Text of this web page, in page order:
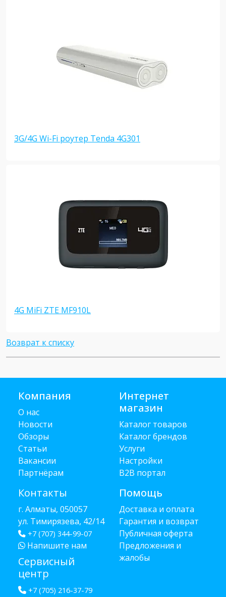
3G/4G Wi-Fi роутер Tenda 4G301
4G MiFi ZTE MF910L
Возврат к списку
Компания
О нас
Новости
Обзоры
Статьи
Вакансии
Партнёрам
Контакты
г. Алматы, 050057
ул. Тимирязева, 42/14
+7 (707) 344-99-07
Напишите нам
Сервисный
центр
+7 (705) 216-37-79
Интернет
магазин
Каталог товаров
Каталог брендов
Услуги
Настройки
B2B портал
Помощь
Доставка и оплата
Гарантия и возврат
Публичная оферта
Предложения и
жалобы